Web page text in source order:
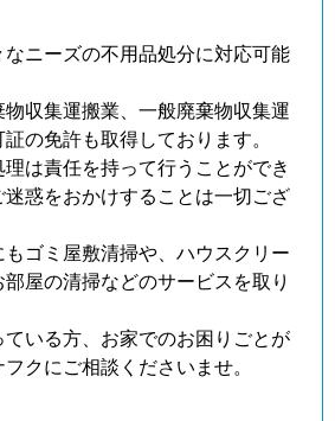
ニーズの不用品処分に対応可能
物収集運搬業、一般廃棄物収集運
の免許も取得しております。
は責任を持って行うことができ
迷惑をおかけすることは一切ござ
ゴミ屋敷清掃や、ハウスクリー
屋の清掃などのサービスを取り
いる方、お家でのお困りごとが
クにご相談くださいませ。